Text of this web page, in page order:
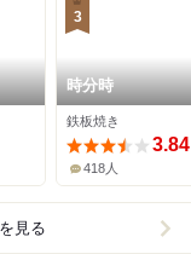
3
時分時
鉄板焼き
3.84
418人
見る